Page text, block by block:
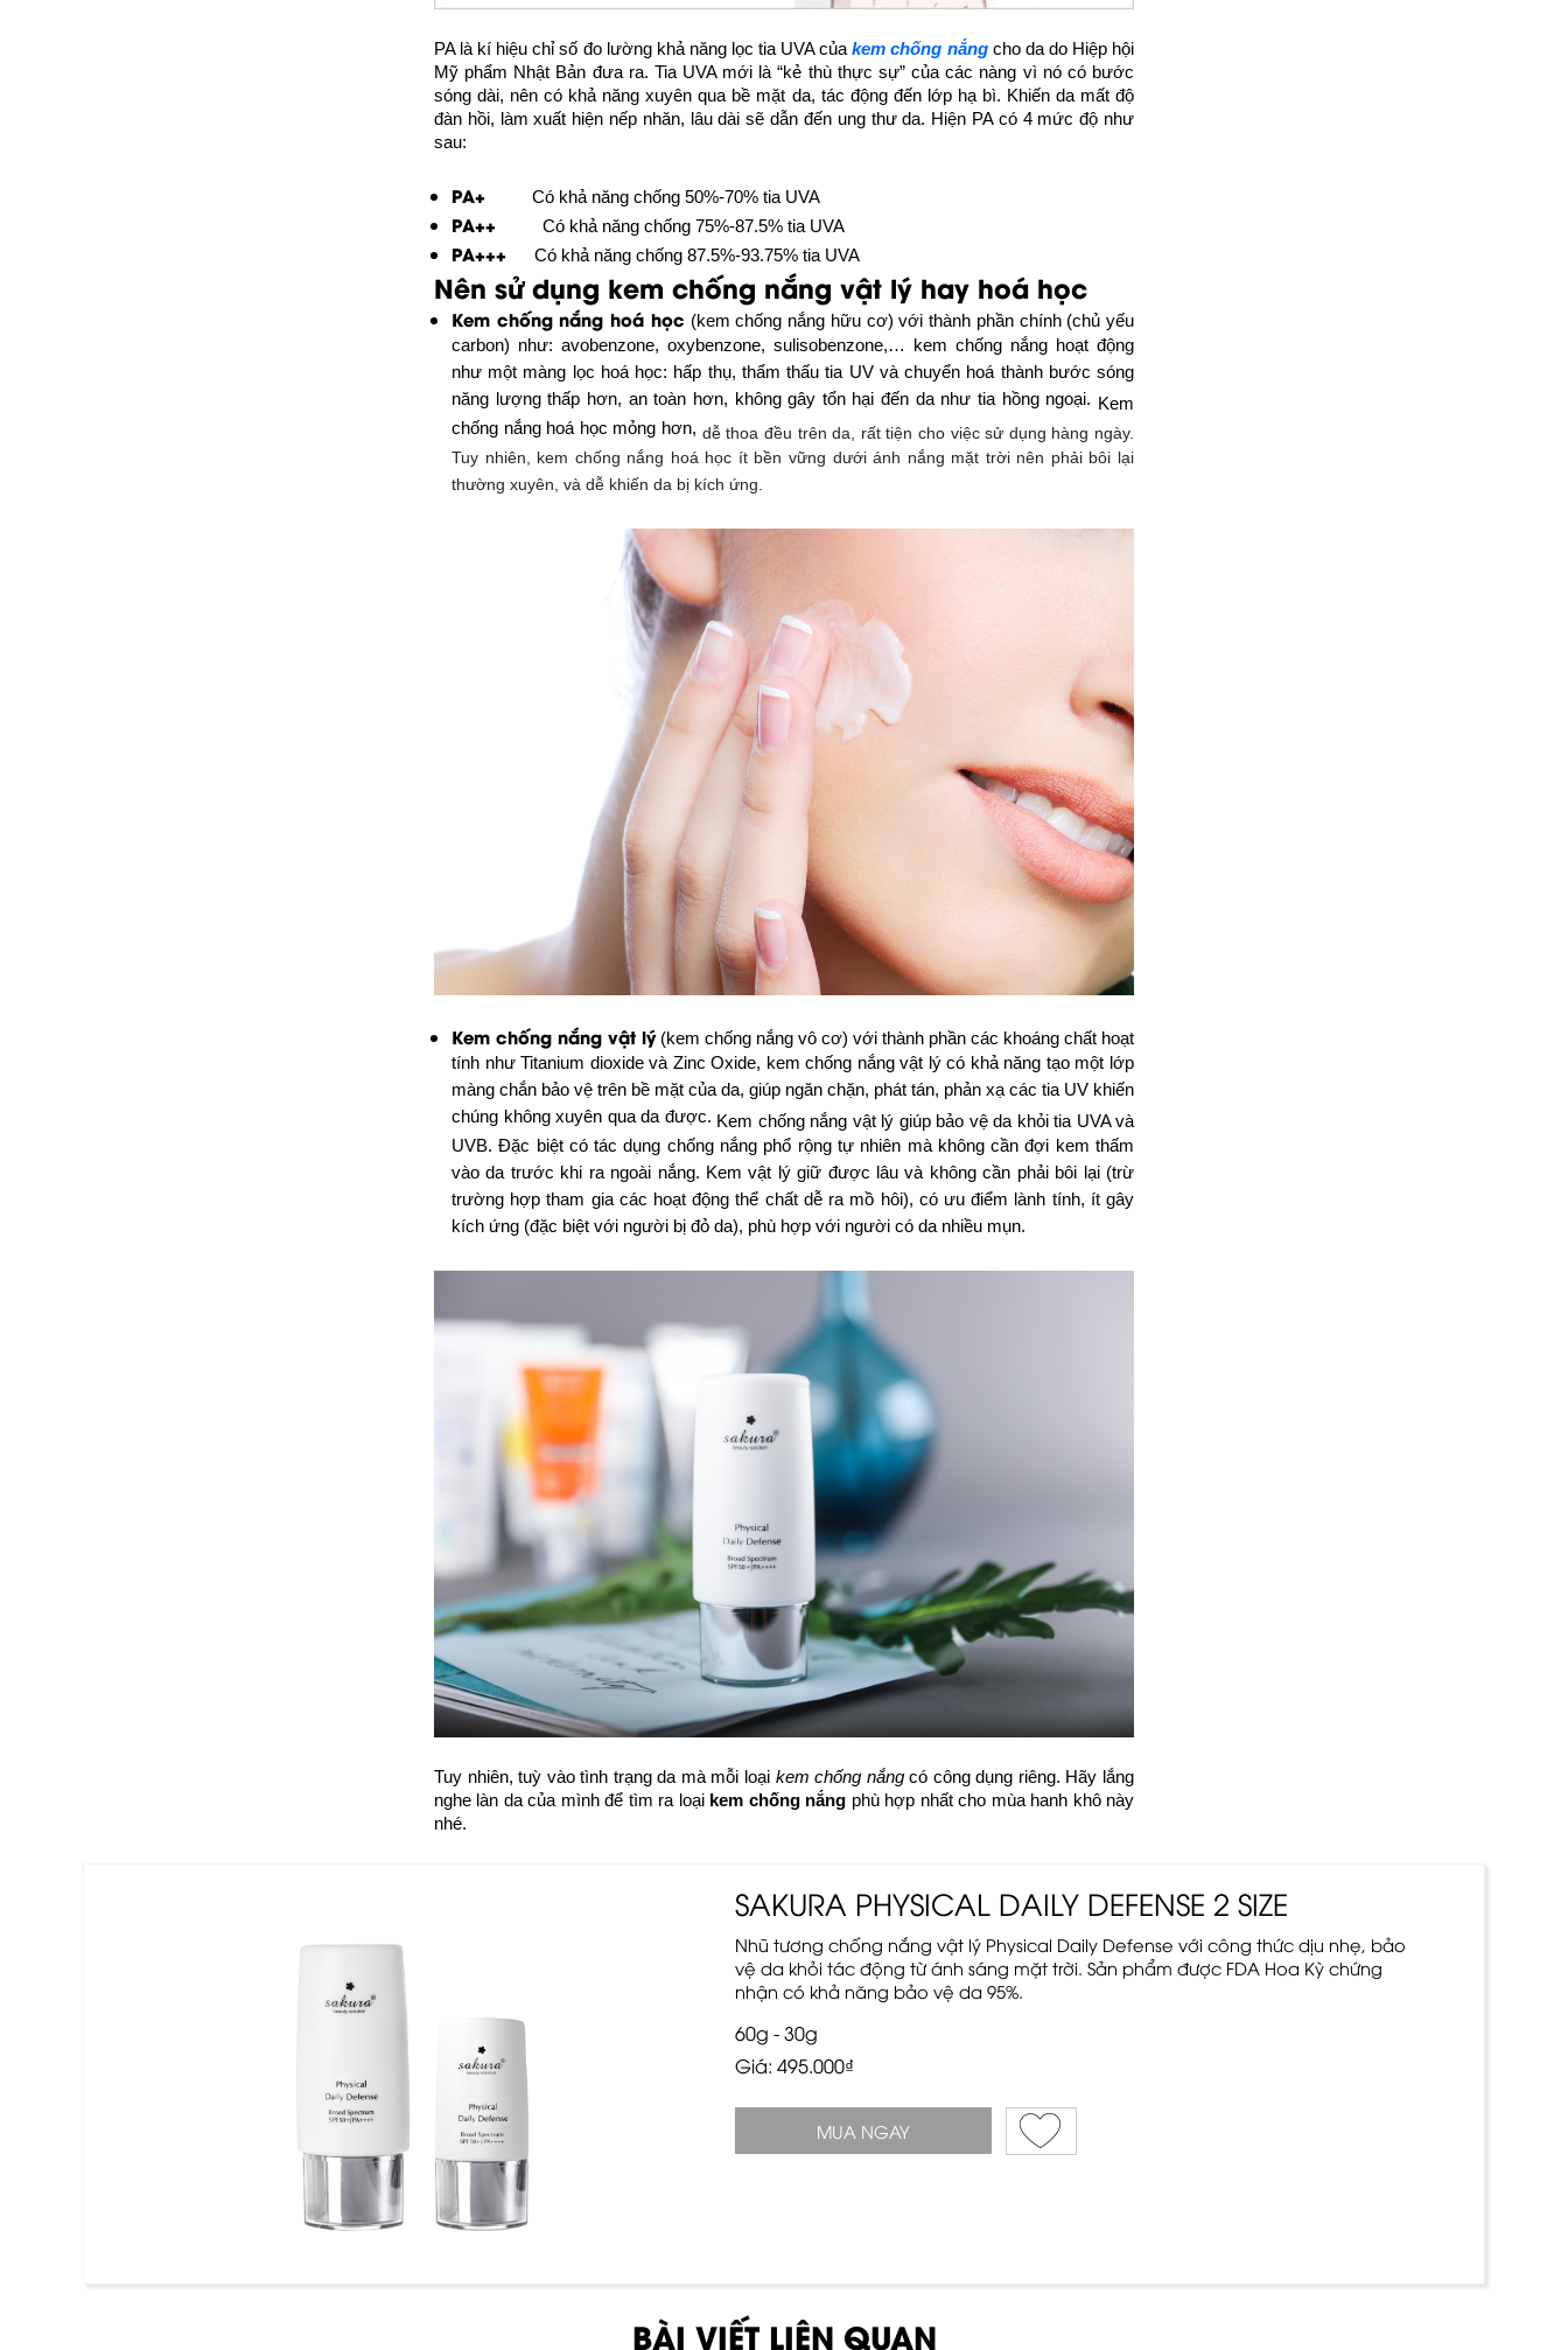
PA là kí hiệu chỉ số đo lường khả năng lọc tia UVA củakem chống nắngcho da do Hiệp hội
Mỹ phẩm Nhật Bản đưa ra. Tia UVA mới là “kẻ thù thực sự” của các nàng vì nó có bước
sóng dài, nên có khả năng xuyên qua bề mặt da, tác động đến lớp hạ bì. Khiến da mất độ
đàn hồi, làm xuất hiện nếp nhăn, lâu dài sẽ dẫn đến ung thư da. Hiện PA có 4 mức độ như
sau:
PA+ Có khả năng chống 50%-70% tia UVA
PA++ Có khả năng chống 75%-87.5% tia UVA
PA+++ Có khả năng chống 87.5%-93.75% tia UVA
Nên sử dụng kem chống nắng vật lý hay hoá học
Kem chống nắng hoá học (kem chống nắng hữu cơ) với thành phần chính (chủ yếu
carbon) như: avobenzone, oxybenzone, sulisobenzone,… kem chống nắng hoạt động
như một màng lọc hoá học: hấp thụ, thẩm thấu tia UV và chuyển hoá thành bước sóng
năng lượng thấp hơn, an toàn hơn, không gây tổn hại đến da như tia hồng ngoại. Kem
chống nắng hoá học mỏng hơn, dễ thoa đều trên da, rất tiện cho việc sử dụng hàng ngày.
Tuy nhiên, kem chống nắng hoá học ít bền vững dưới ánh nắng mặt trời nên phải bôi lại
thường xuyên, và dễ khiến da bị kích ứng.
Kem chống nắng vật lý(kem chống nắng vô cơ) với thành phần các khoáng chất hoạt
tính như Titanium dioxide và Zinc Oxide, kem chống nắng vật lý có khả năng tạo một lớp
màng chắn bảo vệ trên bề mặt của da, giúp ngăn chặn, phát tán, phản xạ các tia UV khiến
chúng không xuyên qua da được. Kem chống nắng vật lý giúp bảo vệ da khỏi tia UVA và
UVB. Đặc biệt có tác dụng chống nắng phổ rộng tự nhiên mà không cần đợi kem thấm
vào da trước khi ra ngoài nắng. Kem vật lý giữ được lâu và không cần phải bôi lại (trừ
trường hợp tham gia các hoạt động thể chất dễ ra mồ hôi), có ưu điểm lành tính, ít gây
kích ứng (đặc biệt với người bị đỏ da), phù hợp với người có da nhiều mụn.
Tuy nhiên, tuỳ vào tình trạng da mà mỗi loại kem chống nắngcó công dụng riêng. Hãy lắng
nghe làn da của mình để tìm ra loại kem chống nắng phù hợp nhất cho mùa hanh khô này
nhé.
SAKURA PHYSICAL DAILY DEFENSE 2 SIZE
Nhũ tương chống nắng vật lý Physical Daily Defense với công thức dịu nhẹ, bảo
vệ da khỏi tác động từ ánh sáng mặt trời. Sản phẩm được FDA Hoa Kỳ chứng
nhận có khả năng bảo vệ da 95%.
60g - 30g
Giá: 495.000₫
MUA NGAY
BÀI VIẾT LIÊN QUAN